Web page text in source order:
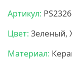
Артикул:
Цвет: Зеленый,
Материал: